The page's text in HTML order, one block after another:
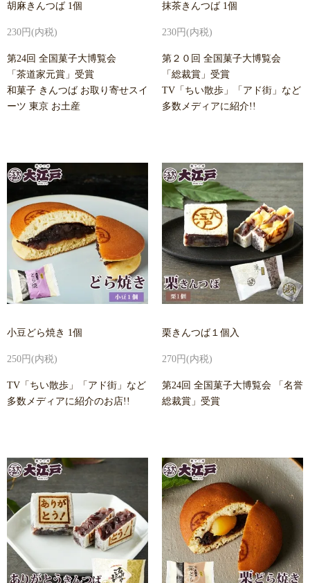
胡麻きんつば 1個
230円(内税)
第24回 全国菓子大博覧会
「茶道家元賞」受賞
和菓子 きんつば お取り寄せスイ
ーツ 東京 お土産
抹茶きんつば 1個
230円(内税)
第２０回 全国菓子大博覧会
「総裁賞」受賞
TV「ちい散歩」「アド街」など
多数メディアに紹介!!
小豆どら焼き 1個
250円(内税)
TV「ちい散歩」「アド街」など
多数メディアに紹介のお店!!
栗きんつば１個入
270円(内税)
第24回 全国菓子大博覧会 「名誉
総裁賞」受賞